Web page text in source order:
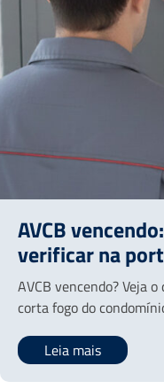
AVCB
verificar na
AVCB vencendo? Veja
corta fogo do
Leia mais